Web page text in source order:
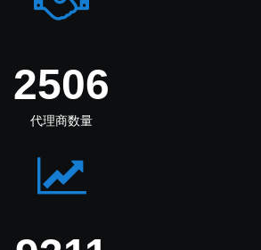
2988
代理商数量